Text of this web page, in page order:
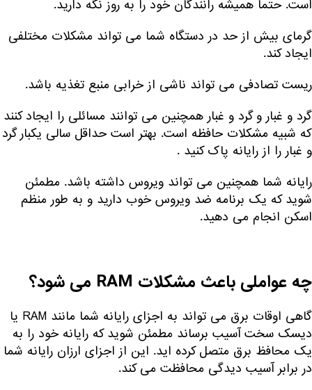
است. حتماً همیشه رانندگان خود را به روز نگه دارید.
گرمای بیش از حد در دستگاه شما می تواند مشکلات مختلفی
ایجاد کند.
ریست تصادفی می تواند ناشی از خرابی منبع تغذیه باشد.
گرد و غبار و گرد و غبار همچنین می توانند مسائلی را ایجاد کنند
که شبیه مشکلات حافظه است. بهتر است حداقل سالی یکبار گرد
و غبار را از رایانه پاک کنید .
رایانه شما همچنین می تواند ویروس داشته باشد. مطمئن
شوید که یک برنامه ضد ویروس خوب دارید و به طور منظم
اسکن انجام می دهید.
چه عواملی باعث مشکلات RAM می شود؟
گاهی اوقات برق می تواند به اجزای رایانه شما مانند RAM یا
دیسک سخت آسیب برساند مطمئن شوید که رایانه خود را به
یک محافظ برق متصل کرده اید. این از اجزای ارزان رایانه شما
در برابر آسیب دیدگی محافظت می کند.